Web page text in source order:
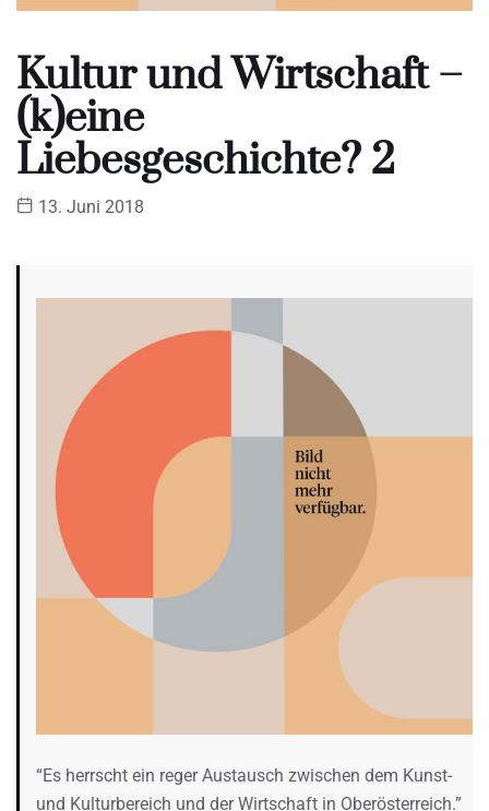
Kultur und Wirtschaft –
(k)eine
Liebesgeschichte? 2
13. Juni 2018
“Es herrscht ein reger Austausch zwischen dem Kunst-
und Kulturbereich und der Wirtschaft in Oberösterreich.”